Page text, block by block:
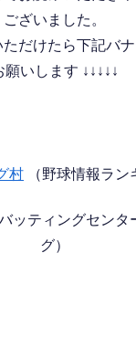
ございました。
だけたら下記バ
願いします ↓↓↓↓↓
村 （野球情報ラン
ッティングセンタ
グ）